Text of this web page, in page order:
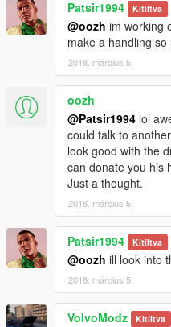
Patsir1994 Kitíltva
@oozh im working
make a handling
2018. március 5.
oozh
@Patsir1994 lol
could talk to
look good with the
can donate you his
Just a thought.
2018. március 5.
Patsir1994 Kitíltva
@oozh ill look into
2018. március 5.
VolvoModz Kitíltva